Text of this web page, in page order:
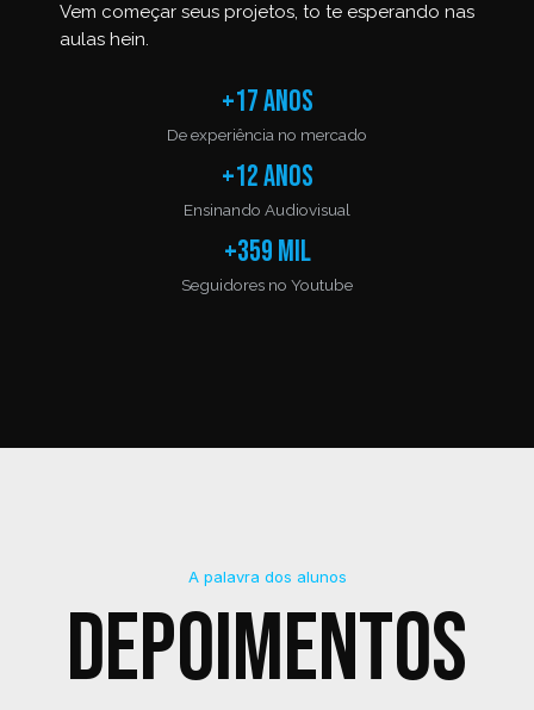
Vem começar seus projetos, to te esperando nas
aulas hein.
+17 anos
De experiência no mercado
+12 anos
Ensinando Audiovisual
+359 mil
Seguidores no Youtube
A palavra dos alunos
Depoimentos